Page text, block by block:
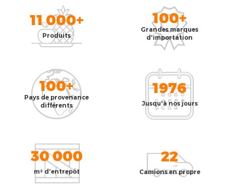
11 000+
Produits
100+
Grandes marques
d'importation
100+
Pays de provenance
différents
1976
Jusqu'à nos jours
30 000
m² d'entrepôt
22
Camions en propre